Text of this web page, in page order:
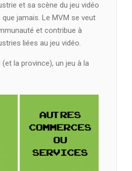
et sa scène du jeu vidéo
jamais. Le MVM se veut
et contribue à
liées au jeu vidéo.
la province), un jeu à la